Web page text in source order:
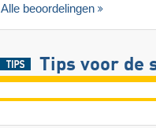
Alle beoordelingen
Tips voor de